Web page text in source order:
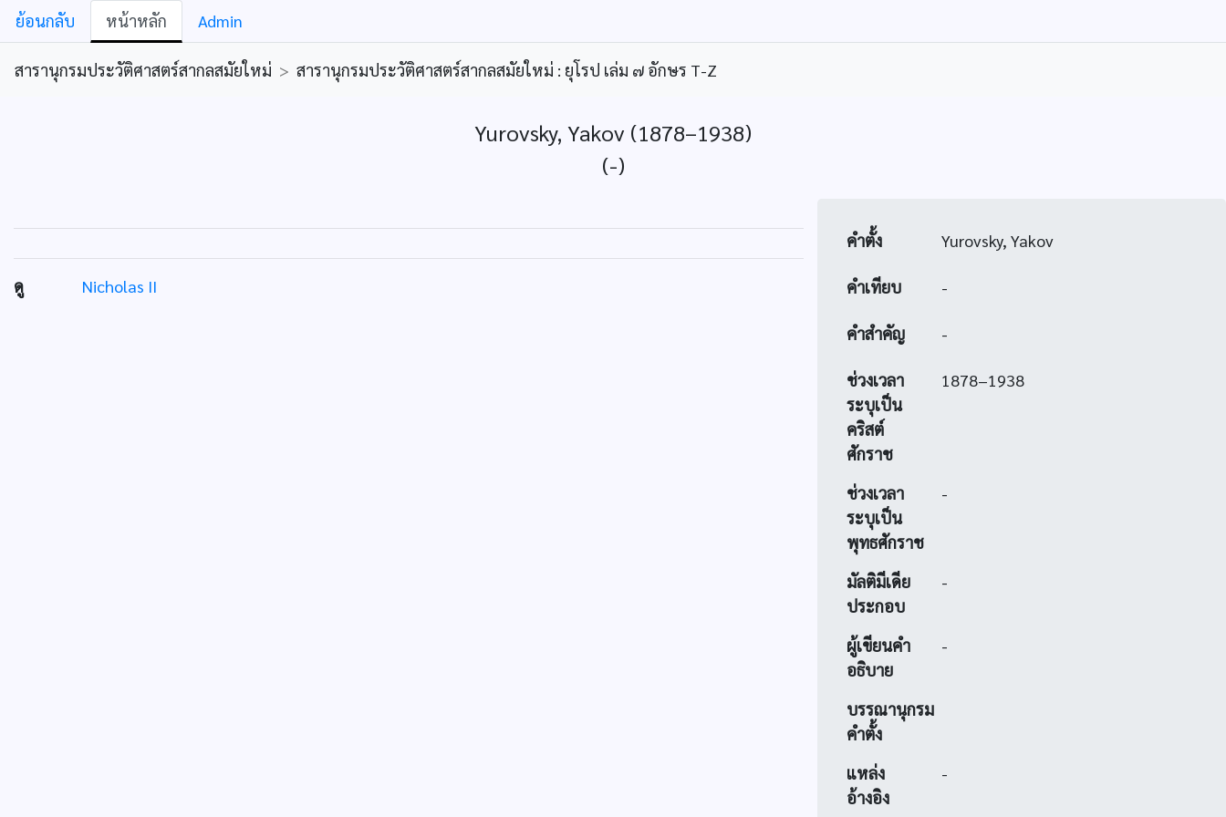
ย้อนกลับ หน้าหลัก Admin
สารานุกรมประวัติศาสตร์สากลสมัยใหม่ > สารานุกรมประวัติศาสตร์สากลสมัยใหม่ : ยุโรป เล่ม ๗ อักษร T-Z
Yurovsky, Yakov (1878–1938)
(-)
ดู Nicholas II
คำตั้ง Yurovsky, Yakov
คำเทียบ -
คำสำคัญ -
ช่วงเวลา
ระบุเป็น
คริสต์
ศักราช
1878–1938
ช่วงเวลา
ระบุเป็น
พุทธศักราช
-
มัลติมีเดีย
ประกอบ
-
ผู้เขียนคำ
อธิบาย
-
บรรณานุกรม
คำตั้ง
แหล่ง
อ้างอิง
-